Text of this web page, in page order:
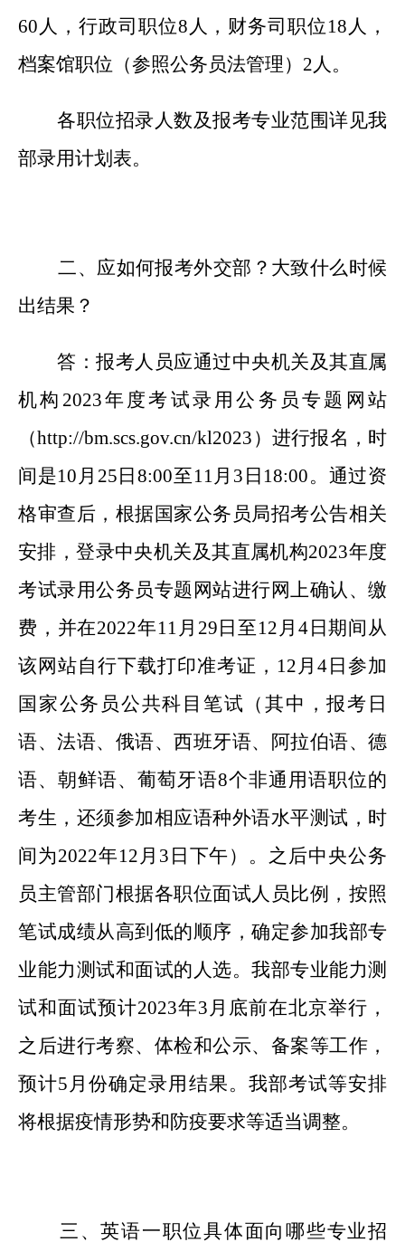
60人，行政司职位8人，财务司职位18人，
档案馆职位（参照公务员法管理）2人。
各职位招录人数及报考专业范围详见我
部录用计划表。
二、应如何报考外交部？大致什么时候
出结果？
答：报考人员应通过中央机关及其直属
机构 2023年度考试录用公务员专题网站
（http://bm.scs.gov.cn/kl2023）进行报名，时
间是10月25日8:00至11月3日18:00。通过资
格审查后，根据国家公务员局招考公告相关
安排，登录中央机关及其直属机构2023年度
考试录用公务员专题网站进行网上确认、缴
费，并在2022年11月29日至12月4日期间从
该网站自行下载打印准考证，12月4日参加
国家公务员公共科目笔试（其中，报考日
语、法语、俄语、西班牙语、阿拉伯语、德
语、朝鲜语、葡萄牙语8个非通用语职位的
考生，还须参加相应语种外语水平测试，时
间为2022年12月3日 下午）。之后中央公务
员主管部门根据各职位面试人员比例，按照
笔试成绩从高到低的顺序，确定参加我部专
业能力测试和面试的人选。我部专业能力测
试和面试预计2023年3月底前在北京举行，
之后进行考察、体检和公示、备案等工作，
预计5月份确定录用结果。我部考试等安排
将根据疫情形势和防疫要求等适当调整。
三、英语一职位具体面向哪些专业招